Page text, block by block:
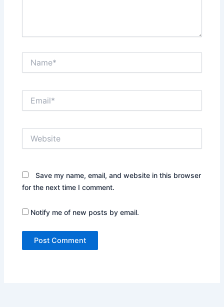
Save my name, email, and website in this browser
for the next time I comment.
Notify me of new posts by email.